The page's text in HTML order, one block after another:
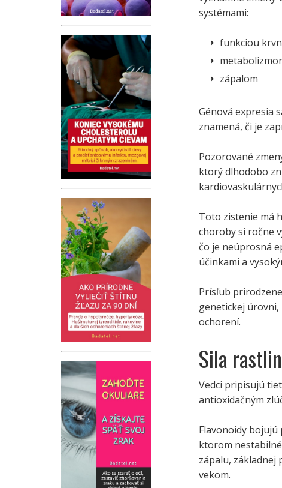
systémami:
funkciou
zápalom
Génová expresia
znamená, či je
Pozorované
ktorý dlhodobo
Toto zistenie má
choroby si ročne
čo je neúprosná
účinkami a
Prísľub
genetickej
ochorení.
Sila
Vedci pripisujú
antioxidačným
Flavonoidy
ktorom
zápalu, základnej
vekom.